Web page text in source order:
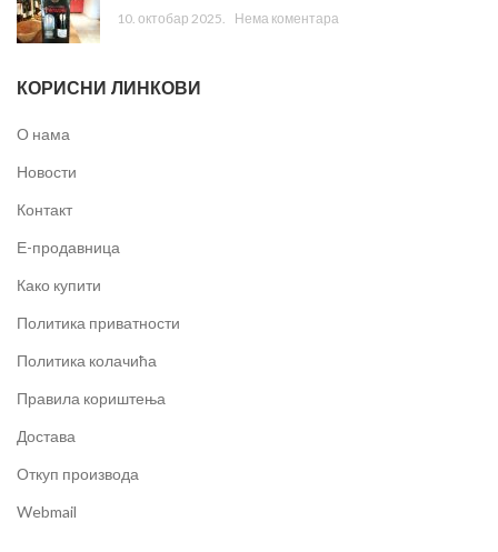
10. октобар 2025. Нема коментара
КОРИСНИ ЛИНКОВИ
О нама
Новости
Контакт
Е-продавница
Како купити
Политика приватности
Политика колачића
Правила кориштења
Достава
Откуп производа
Webmail